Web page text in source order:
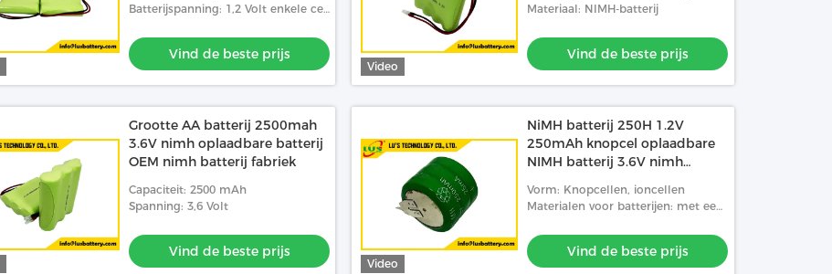
batterij
Batterijspanning: 1,2 Volt enkele cel,
Vind de beste prijs
Video
celbatterij
Materiaal: NIMH-batterij
Vind de beste prijs
Grootte AA batterij 2500mah
3.6V nimh oplaadbare batterij
OEM nimh batterij fabriek
Capaciteit: 2500 mAh
Spanning: 3,6 Volt
Vind de beste prijs
Video
NiMH batterij 250H 1.2V
250mAh knopcel oplaadbare
NIMH batterij 3.6V nimh
Vorm: Knopcellen, ioncellen
Materialen voor batterijen: met een
Vind de beste prijs